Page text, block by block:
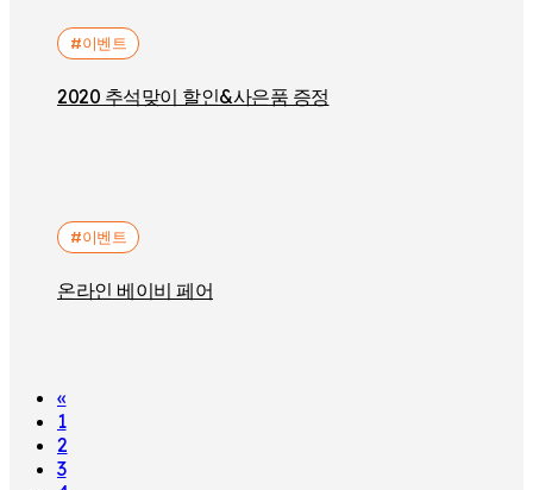
#이벤트
2020 추석맞이 할인&사은품 증정
#이벤트
온라인 베이비 페어
«
1
2
3